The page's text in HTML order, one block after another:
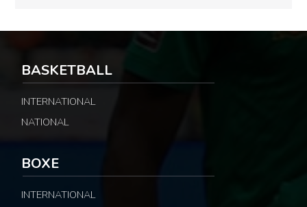
BASKETBALL
INTERNATIONAL
NATIONAL
BOXE
INTERNATIONAL